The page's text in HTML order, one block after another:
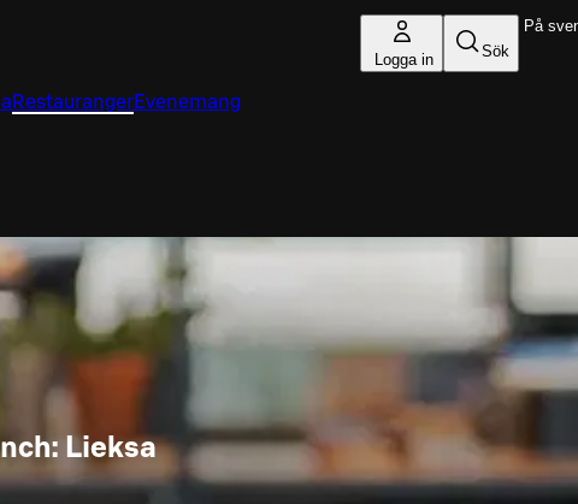
Logga in Sök
RestaurangerEvenemang
Lieksa